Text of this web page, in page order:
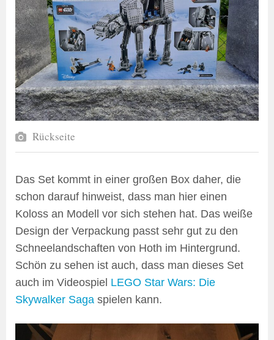
Rückseite
Das Set kommt in einer großen Box daher, die
schon darauf hinweist, dass man hier einen
Koloss an Modell vor sich stehen hat. Das weiße
Design der Verpackung passt sehr gut zu den
Schneelandschaften von Hoth im Hintergrund.
Schön zu sehen ist auch, dass man dieses Set
auch im Videospiel LEGO Star Wars: Die
Skywalker Saga spielen kann.